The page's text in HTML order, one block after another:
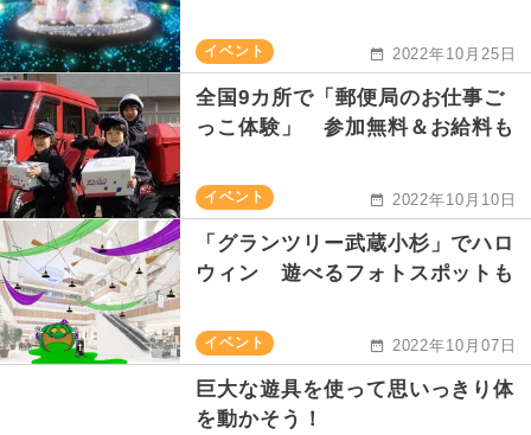
イベント 2022年10月25日
全国9カ所で「郵便局のお仕事ご
っこ体験」 参加無料＆お給料も
イベント 2022年10月10日
「グランツリー武蔵小杉」でハロ
ウィン 遊べるフォトスポットも
イベント 2022年10月07日
巨大な遊具を使って思いっきり体
を動かそう！